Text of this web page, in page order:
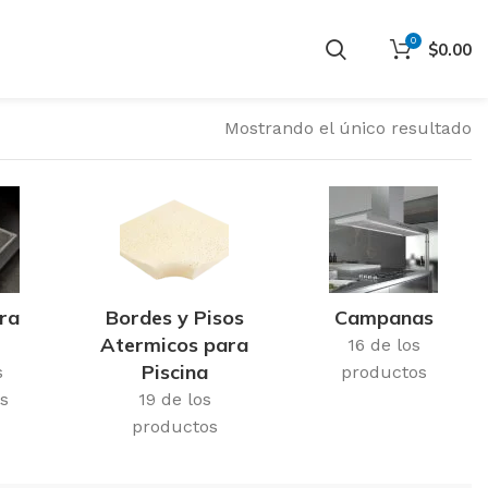
0 $0.00
Mostrando el único resultado
Bordes y Pisos
Atermicos para
Piscina
19 de los
productos
Campanas
16 de los
productos